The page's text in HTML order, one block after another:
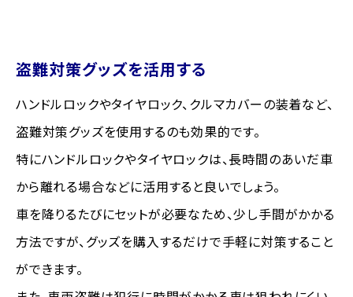
盗難対策グッズを活用する
ハンドルロックやタイヤロック、クルマカバーの装着など、
盗難対策グッズを使用するのも効果的です。
特にハンドルロックやタイヤロックは、長時間のあいだ車
から離れる場合などに活用すると良いでしょう。
車を降りるたびにセットが必要なため、少し手間がかかる
方法ですが、グッズを購入するだけで手軽に対策すること
ができます。